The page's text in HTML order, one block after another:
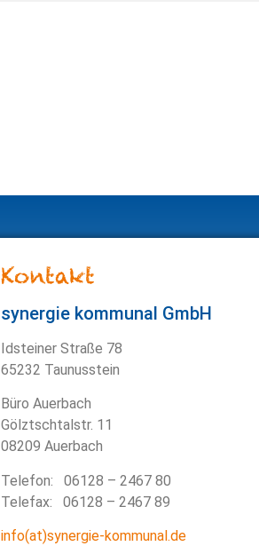
Kontakt
synergie kommunal GmbH
Idsteiner Straße 78
65232 Taunusstein
Büro Auerbach
Gölztschtalstr. 11
08209 Auerbach
Telefon: 06128 – 2467 80
Telefax: 06128 – 2467 89
info(at)synergie-kommunal.de